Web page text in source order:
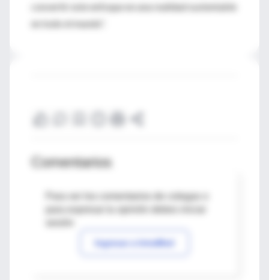
convertir este enfoque en una realidad sustentable
en todo el mundo”.
Comentarios
Para ver los comentarios de colegas o
Ingresar a IntraMed